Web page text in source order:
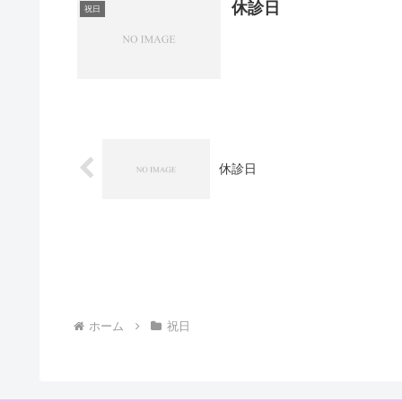
祝日 休診日
休診日
ホーム 祝日